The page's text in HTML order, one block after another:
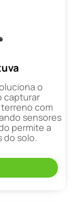
o
capturar
com
sensores
permite a
do solo.